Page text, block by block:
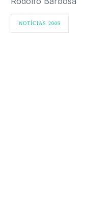
NOTÍCIAS 2009